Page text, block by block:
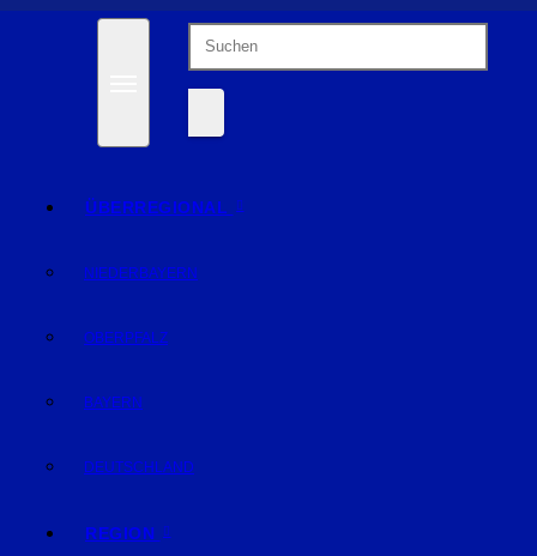
ÜBERREGIONAL
NIEDERBAYERN
OBERPFALZ
BAYERN
DEUTSCHLAND
REGION